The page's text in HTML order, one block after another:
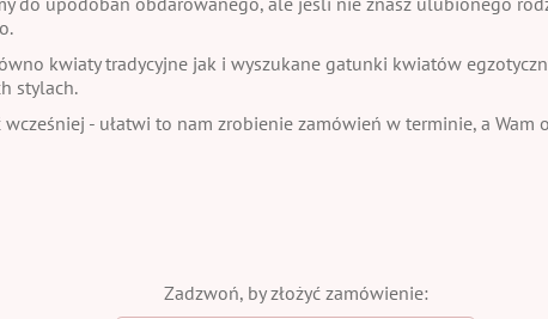
kwiaty tradycyjne jak i wyszukane gatunki kwiatów
stylach.
- ułatwi to nam zrobienie zamówień w terminie, a Wam
Zadzwoń, by złożyć zamówienie: